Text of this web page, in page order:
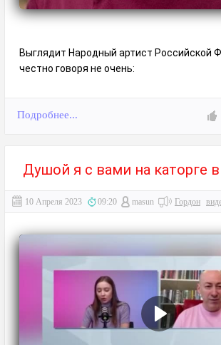
Выглядит Народный артист Российской
честно говоря не очень:
Подробнее...
Душой я с вами на каторге
10 Апреля 2023 09:20 masun Гордон